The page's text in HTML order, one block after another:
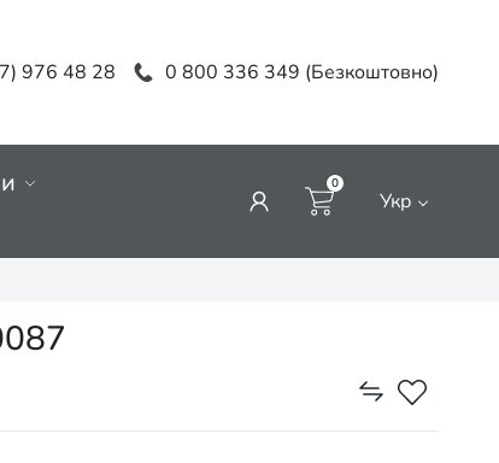
976 48 28 0 800 336 349 (Безкоштовно)
0
Укр